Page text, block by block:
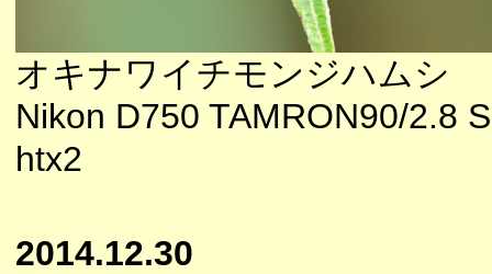
オキナワイチモンジハムシ
Nikon D750 TAMRON90/2.8
htx2
2014.12.30